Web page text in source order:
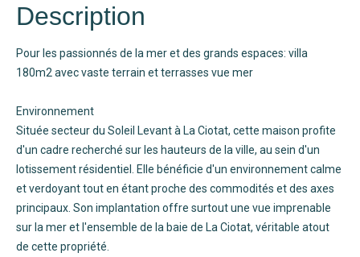
Description
Pour les passionnés de la mer et des grands espaces: villa
180m2 avec vaste terrain et terrasses vue mer
Environnement
Située secteur du Soleil Levant à La Ciotat, cette maison profite
d'un cadre recherché sur les hauteurs de la ville, au sein d'un
lotissement résidentiel. Elle bénéficie d'un environnement calme
et verdoyant tout en étant proche des commodités et des axes
principaux. Son implantation offre surtout une vue imprenable
sur la mer et l'ensemble de la baie de La Ciotat, véritable atout
de cette propriété.